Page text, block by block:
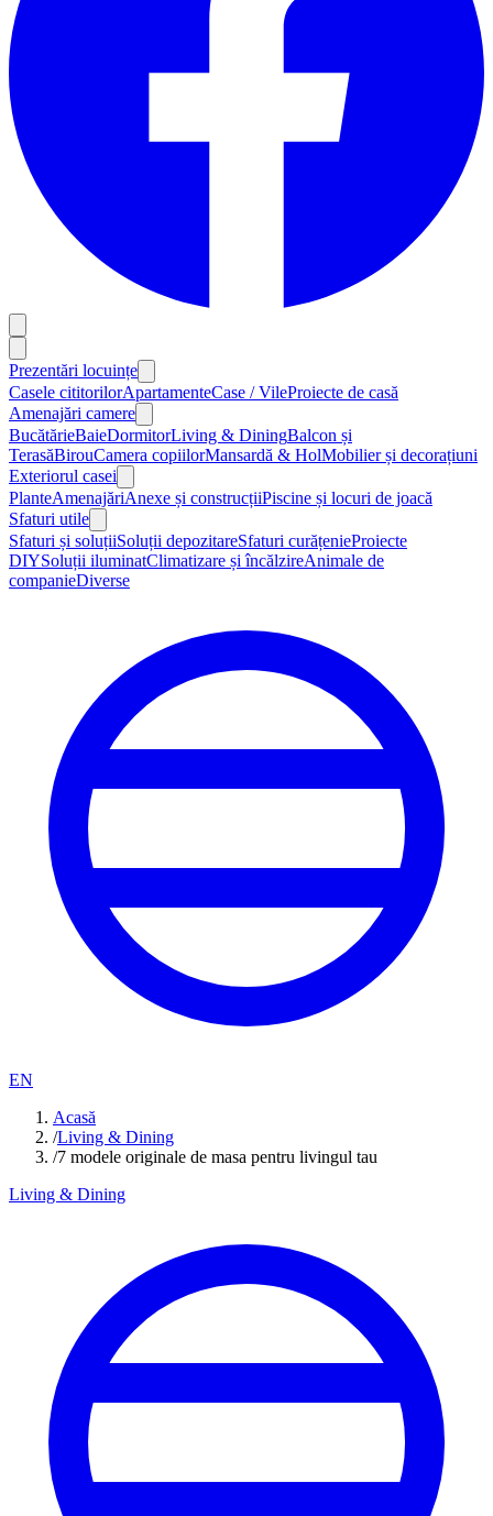
Prezentări locuințe
Casele cititorilorApartamenteCase / VileProiecte de casă
Amenajări camere
BucătărieBaieDormitorLiving & DiningBalcon și
TerasăBirouCamera copiilorMansardă & HolMobilier și decorațiuni
Exteriorul casei
PlanteAmenajăriAnexe și construcțiiPiscine și locuri de joacă
Sfaturi utile
Sfaturi și soluțiiSoluții depozitareSfaturi curățenieProiecte
DIYSoluții iluminatClimatizare și încălzireAnimale de
companieDiverse
EN
Acasă
/Living & Dining
/7 modele originale de masa pentru livingul tau
Living & Dining